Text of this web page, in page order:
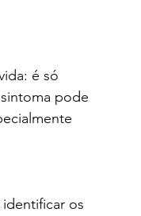
é só
pode
identificar os